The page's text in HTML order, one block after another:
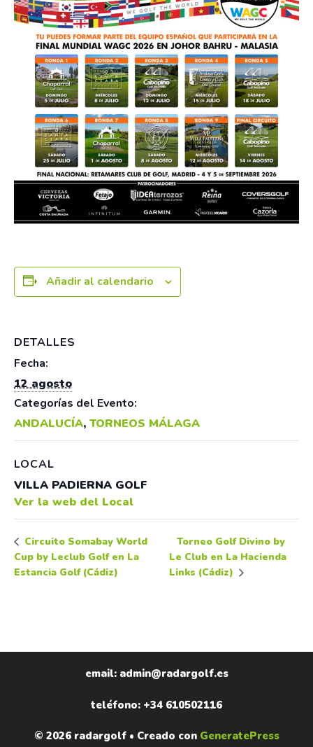
Añadir al calendario
DETALLES
Fecha:
12 agosto
Categorías del Evento:
ANDALUCÍA, TORNEOS MÁLAGA
LOCAL
VILLA PADIERNA GOLF
Ver la web del Local
Circuito Somabay World
Cup by Leclub Golf en La
Estancia Golf (Cádiz)
Torneo Golf Divino by
Le Club en La Hacienda
Links (Cádiz)
email: admin@radargolf.es
teléfono: +34 610502116
© 2026 radargolf• Creado con GeneratePress